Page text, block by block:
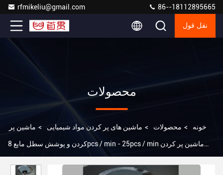
rfmikeliu@gmail.com 86--18112895665
نقل قول
محصولات
خونه > محصولات > ماشین های پر کردن مواد شیمیایی > ماشین پر
کردن و پوشش سطل مایع 8pcs / min - 25pcs / min ماشین پر کردن